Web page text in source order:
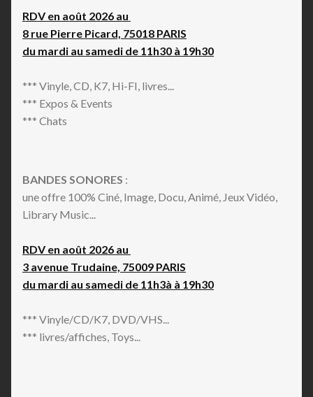
RDV en août 2026 au
8 rue Pierre Picard, 75018 PARIS
du mardi au samedi de 11h30 à 19h30
*** Vinyle, CD, K7, Hi-FI, livres...
*** Expos & Events
*** Chats
BANDES SONORES :
une offre 100% Ciné, Image, Docu, Animé, Jeux Vidéo,
Library Music...
RDV en août 2026 au
3 avenue Trudaine, 75009 PARIS
du mardi au samedi de 11h3à à 19h30
*** Vinyle/CD/K7, DVD/VHS...
*** livres/affiches, Toys...